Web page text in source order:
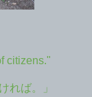
citizens."
れば。」